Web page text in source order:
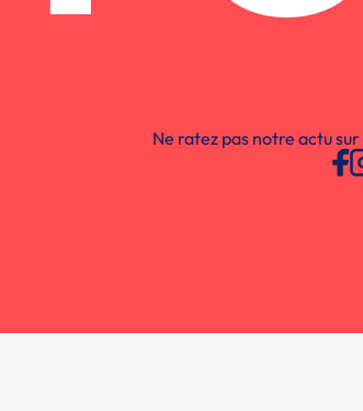
Ne ratez pas notre actu sur